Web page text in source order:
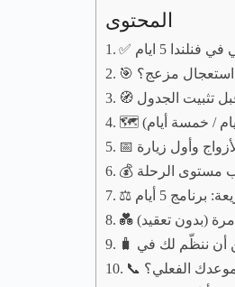
المحتوى
5 ايام
استعجال مزعج؟
تثبيت الجدول
وأول زيارة
مرة (بدون تعقيد)
الفعلي؟